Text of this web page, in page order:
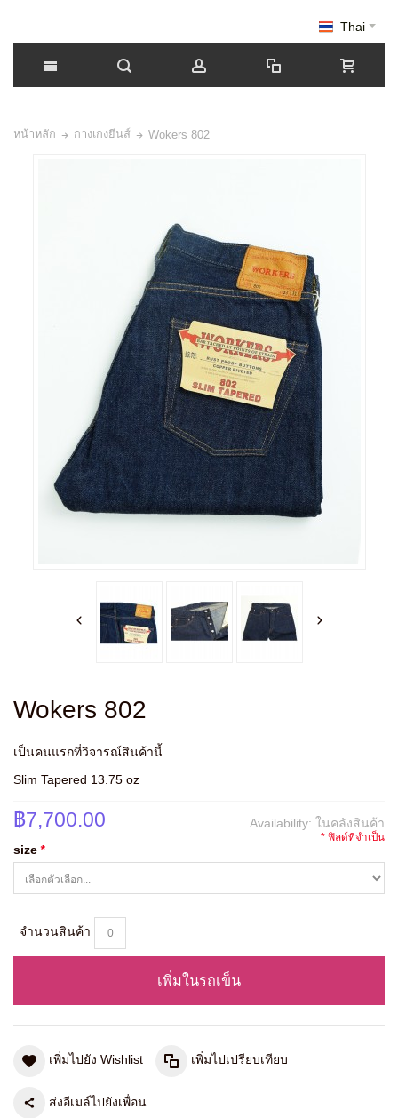
Thai
หน้าหลัก กางเกงยีนส์ Wokers 802
Wokers 802
เป็นคนแรกที่วิจารณ์สินค้านี้
Slim Tapered 13.75 oz
Availability: ในคลังสินค้า
฿7,700.00
*
size
* ฟิลด์ที่จำเป็น
จำนวนสินค้า
เพิ่มในรถเข็น
เพิ่มไปยัง Wishlist เพิ่มไปเปรียบเทียบ
ส่งอีเมล์ไปยังเพื่อน